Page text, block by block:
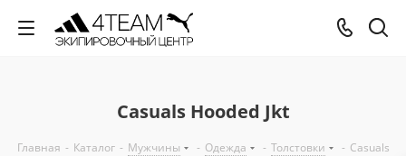
Casuals Hooded Jkt
Главная - Каталог - Мужчины - Одежда - Толстовки - Casuals